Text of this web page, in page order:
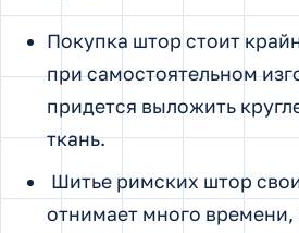
Покупка штор стоит
при самостоятельном
придется выложить
ткань.
Шитье римских штор
отнимает много